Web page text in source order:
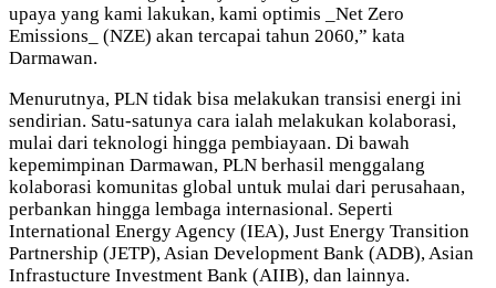
upaya yang kami lakukan, kami optimis _Net Zero
Emissions_ (NZE) akan tercapai tahun 2060,” kata
Darmawan.
Menurutnya, PLN tidak bisa melakukan transisi energi ini
sendirian. Satu-satunya cara ialah melakukan kolaborasi,
mulai dari teknologi hingga pembiayaan. Di bawah
kepemimpinan Darmawan, PLN berhasil menggalang
kolaborasi komunitas global untuk mulai dari perusahaan,
perbankan hingga lembaga internasional. Seperti
International Energy Agency (IEA), Just Energy Transition
Partnership (JETP), Asian Development Bank (ADB), Asian
Infrastucture Investment Bank (AIIB), dan lainnya.